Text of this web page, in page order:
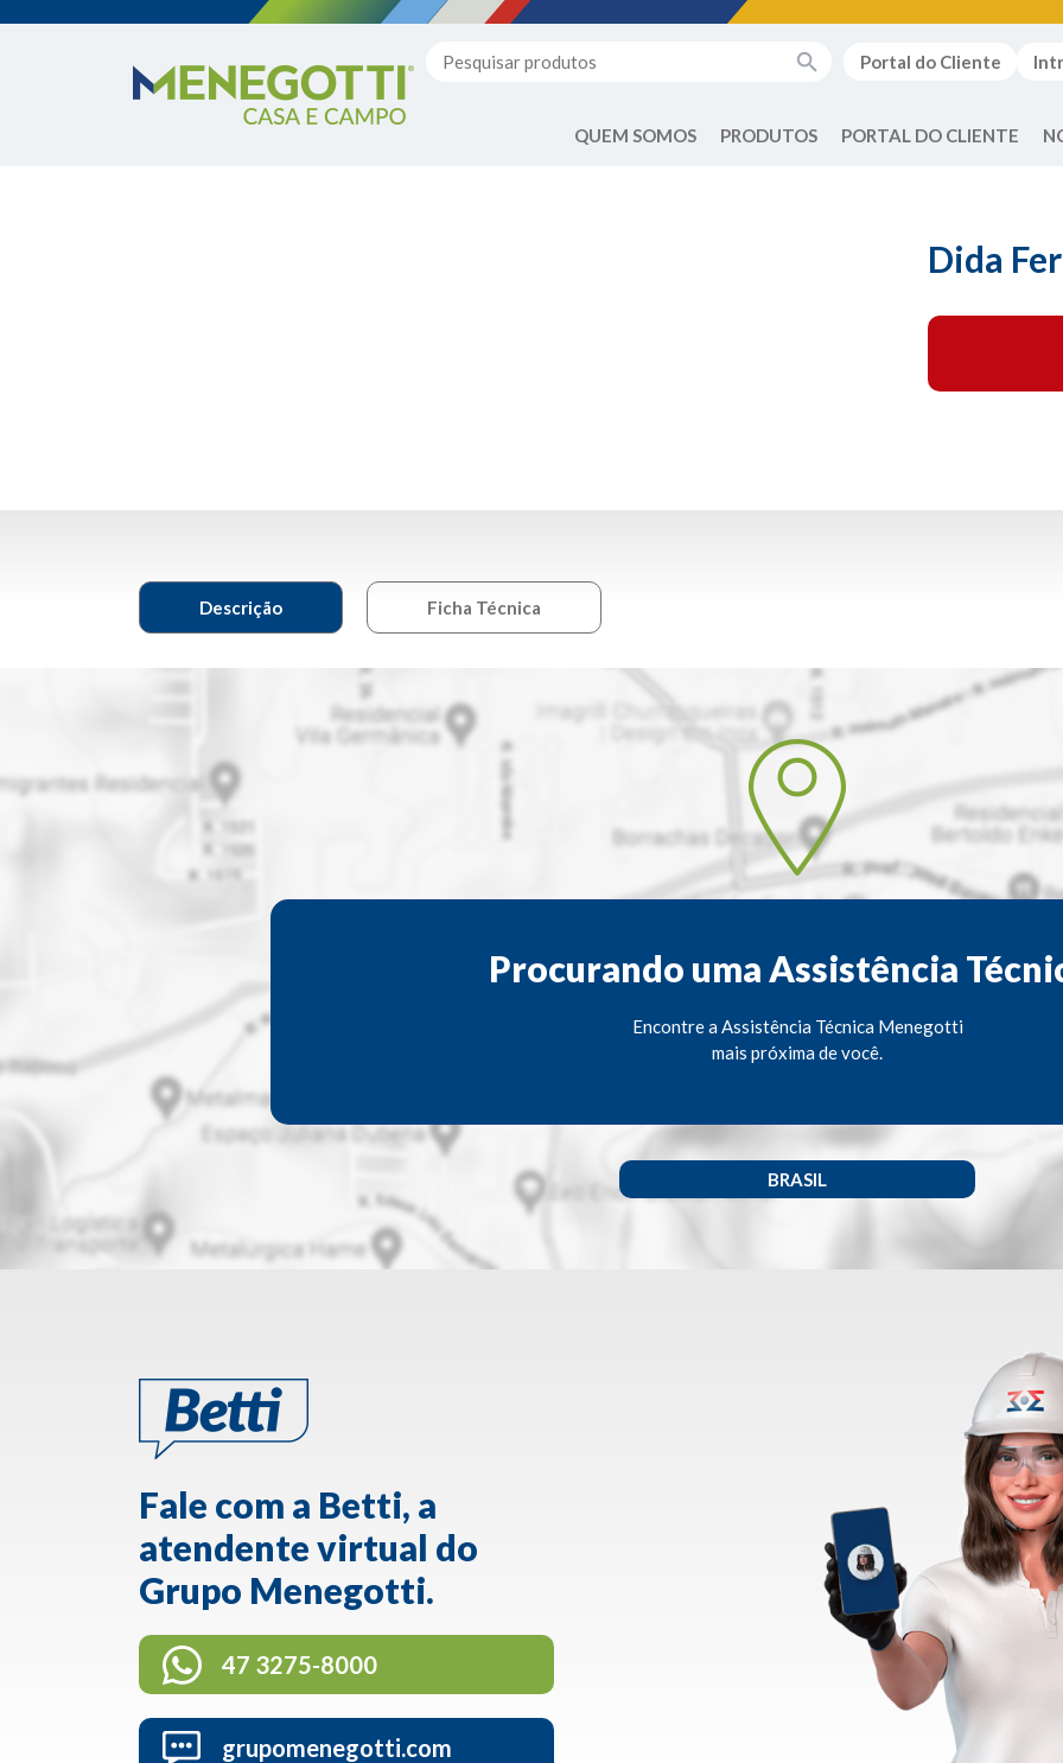
Portal do Cliente
QUEM SOMOS PRODUTOS PORTAL DO CLIENTE
Dida
Descrição Ficha Técnica
Procurando uma Assistência
Encontre a Assistência Técnica Menegotti
mais próxima de você.
BRASIL
Fale com a Betti, a
atendente virtual do
Grupo Menegotti.
47 3275-8000
grupomenegotti.com